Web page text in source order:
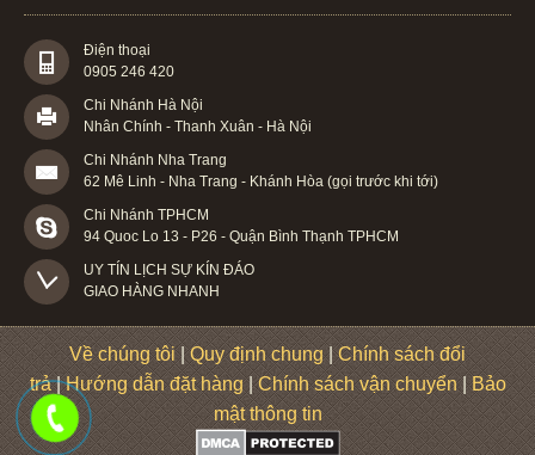
Điện thoại
0905 246 420
Chi Nhánh Hà Nội
Nhân Chính - Thanh Xuân - Hà Nội
Chi Nhánh Nha Trang
62 Mê Linh - Nha Trang - Khánh Hòa (gọi trước khi tới)
Chi Nhánh TPHCM
94 Quoc Lo 13 - P26 - Quận Bình Thạnh TPHCM
UY TÍN LỊCH SỰ KÍN ĐÁO
GIAO HÀNG NHANH
Về chúng tôi|Quy định chung|Chính sách đổi
trả|Hướng dẫn đặt hàng|Chính sách vận chuyển|Bảo
mật thông tin